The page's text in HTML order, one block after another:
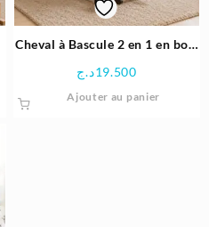
Cheval à Bascule 2 en 1 en bois
enfants
19.500د.ج
Ajouter au panier